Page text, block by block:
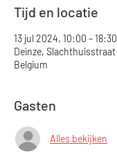
Tijd en locatie
13 jul 2024, 10:00 – 18:30
Deinze,
Belgium
Gasten
Alles bekijken